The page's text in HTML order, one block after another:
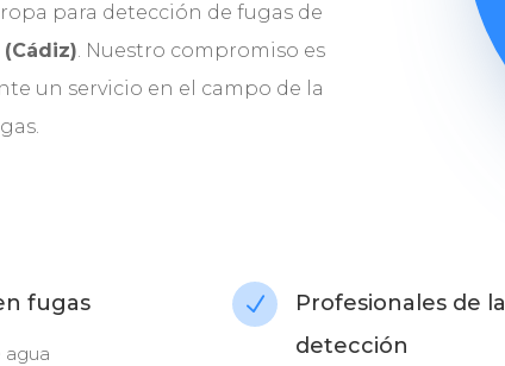
para detección de fugas de
. Nuestro compromiso es
un servicio en el campo de la
fugas
agua
N
Profesionales de la
detección